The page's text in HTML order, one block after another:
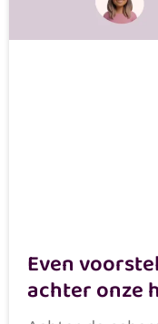
Even
achter onze